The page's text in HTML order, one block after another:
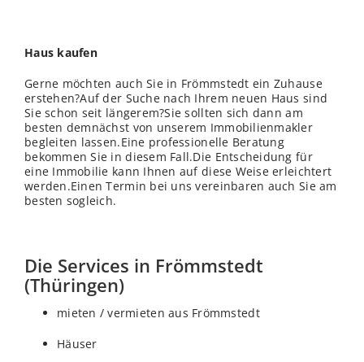
Haus kaufen
Gerne möchten auch Sie in Frömmstedt ein Zuhause
erstehen?Auf der Suche nach Ihrem neuen Haus sind
Sie schon seit längerem?Sie sollten sich dann am
besten demnächst von unserem Immobilienmakler
begleiten lassen.Eine professionelle Beratung
bekommen Sie in diesem Fall.Die Entscheidung für
eine Immobilie kann Ihnen auf diese Weise erleichtert
werden.Einen Termin bei uns vereinbaren auch Sie am
besten sogleich.
Die Services in Frömmstedt
(Thüringen)
mieten / vermieten aus Frömmstedt
Häuser